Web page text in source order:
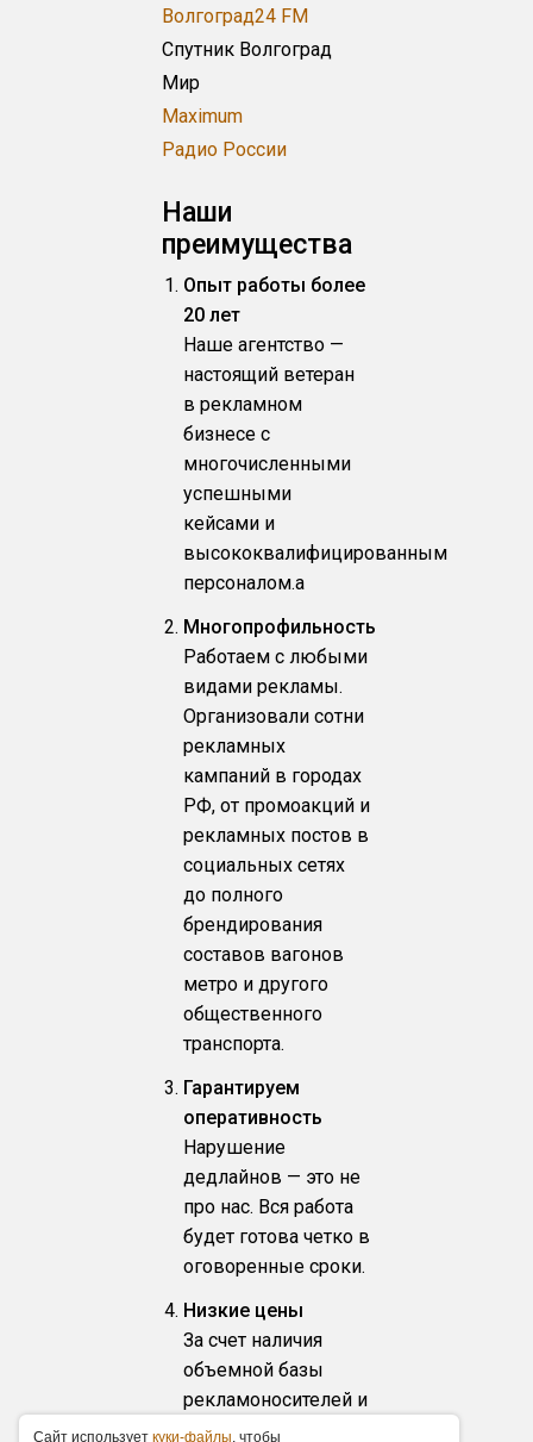
Волгоград24 FM
Спутник Волгоград
Мир
Maximum
Радио России
Наши
преимущества
Опыт работы более
20 лет
Наше агентство —
настоящий ветеран
в рекламном
бизнесе с
многочисленными
успешными
кейсами и
высококвалифицированным
персоналом.a
Многопрофильность
Работаем с любыми
видами рекламы.
Организовали сотни
рекламных
кампаний в городах
РФ, от промоакций и
рекламных постов в
социальных сетях
до полного
брендирования
составов вагонов
метро и другого
общественного
транспорта.
Гарантируем
оперативность
Нарушение
дедлайнов — это не
про нас. Вся работа
будет готова четко в
оговоренные сроки.
Низкие цены
За счет наличия
объемной базы
рекламоносителей и
собственного
Caйт иcпoльзуeт куки-фaйлы, чтoбы